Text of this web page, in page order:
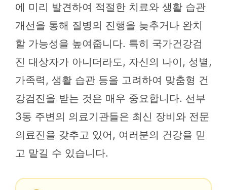
에 미리 발견하여 적절한 치료와 생활 습관
개선을 통해 질병의 진행을 늦추거나 완치
할 가능성을 높여줍니다. 특히 국가건강검
진 대상자가 아니더라도, 자신의 나이, 성별,
가족력, 생활 습관 등을 고려하여 맞춤형 건
강검진을 받는 것은 매우 중요합니다. 선부
3동 주변의 의료기관들은 최신 장비와 전문
의료진을 갖추고 있어, 여러분의 건강을 믿
고 맡길 수 있습니다.